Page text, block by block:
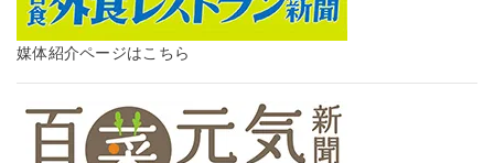
媒体紹介ページはこちら